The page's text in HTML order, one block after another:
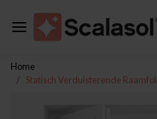
Home
Statisch Verduisterende